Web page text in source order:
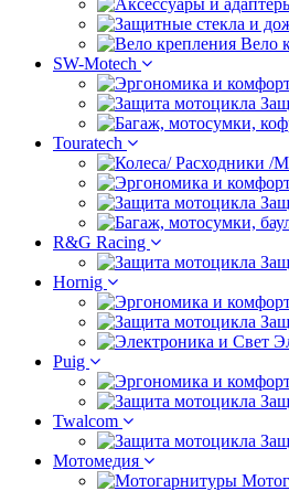
Вело
SW-Motech
Touratech
R&G Racing
Hornig
Puig
Twalcom
Мотомедия